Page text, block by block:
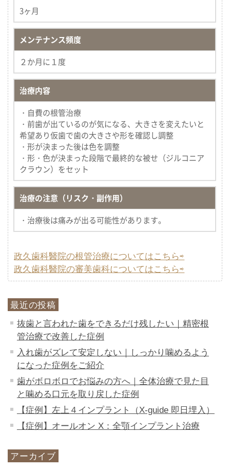
3ヶ月
メンテナンス頻度
２か月に１度
治療内容
・自費の根管治療
・前歯が出ているのが気になる、大きさを変えたいと
希望あり仮歯で歯の大きさや形を確認し調整
・形が決まった後は色を調整
・形・色が決まった段階で最終的な被せ（ジルコニア
クラウン）をセット
治療の注意（リスク・副作用）
・治療後は痛みが出る可能性があります。
政久歯科醫院の根管治療についてはこちら⇨
政久歯科醫院の審美歯科についてはこちら⇨
最近の投稿
抜歯と言われた歯をできるだけ残したい｜精密根
管治療で改善した症例
入れ歯がズレて安定しない｜しっかり噛めるよう
になった症例をご紹介
歯がボロボロでお悩みの方へ｜全体治療で見た目
と噛める口元を取り戻した症例
【症例】左上４インプラント（X-guide 即日埋入）
【症例】オールオン X：全顎インプラント治療
アーカイブ